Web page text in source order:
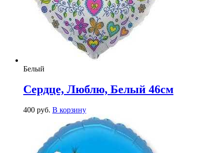
Белый
Сердце, Люблю, Белый 46см
400 руб. В корзину